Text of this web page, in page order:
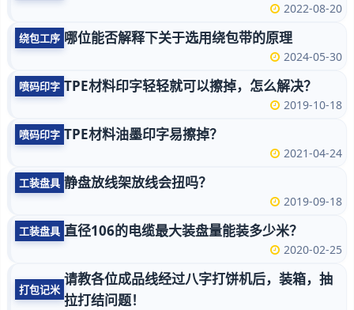
2022-08-20
绕包工序 哪位能否解释下关于选用绕包带的原理
2024-05-30
喷码印字 TPE材料印字轻轻就可以擦掉，怎么解决？
2019-10-18
喷码印字 TPE材料油墨印字易擦掉？
2021-04-24
工装盘具 静盘放线架放线会扭吗？
2019-09-18
工装盘具 直径106的电缆最大装盘量能装多少米？
2020-02-25
打包记米
请教各位成品线经过八字打饼机后，装箱，抽
拉打结问题！